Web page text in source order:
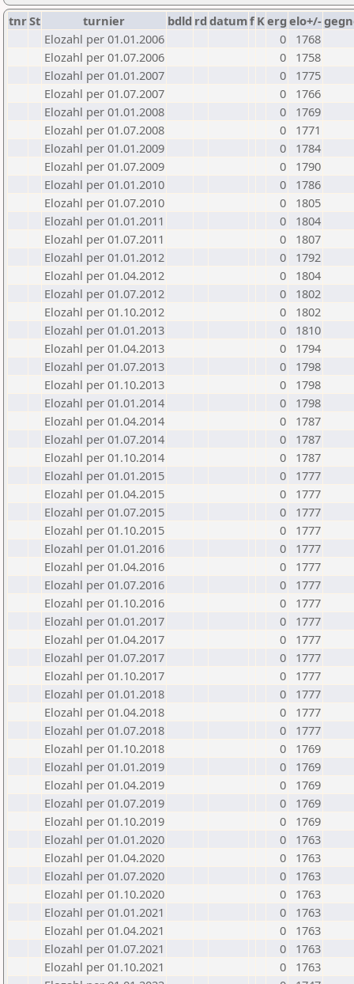
tnrSt turnier bdld rd datumf Kerg elo+/-
Elozahl per 01.01.2006
0
1768
Elozahl per 01.07.2006
0
1758
Elozahl per 01.01.2007
0
1775
Elozahl per 01.07.2007
0
1766
Elozahl per 01.01.2008
0
1769
Elozahl per 01.07.2008
0
1771
Elozahl per 01.01.2009
0
1784
Elozahl per 01.07.2009
0
1790
Elozahl per 01.01.2010
0
1786
Elozahl per 01.07.2010
0
1805
Elozahl per 01.01.2011
0
1804
Elozahl per 01.07.2011
0
1807
Elozahl per 01.01.2012
0
1792
Elozahl per 01.04.2012
0
1804
Elozahl per 01.07.2012
0
1802
Elozahl per 01.10.2012
0
1802
Elozahl per 01.01.2013
0
1810
Elozahl per 01.04.2013
0
1794
Elozahl per 01.07.2013
0
1798
Elozahl per 01.10.2013
0
1798
Elozahl per 01.01.2014
0
1798
Elozahl per 01.04.2014
0
1787
Elozahl per 01.07.2014
0
1787
Elozahl per 01.10.2014
0
1787
Elozahl per 01.01.2015
0
1777
Elozahl per 01.04.2015
0
1777
Elozahl per 01.07.2015
0
1777
Elozahl per 01.10.2015
0
1777
Elozahl per 01.01.2016
0
1777
Elozahl per 01.04.2016
0
1777
Elozahl per 01.07.2016
0
1777
Elozahl per 01.10.2016
0
1777
Elozahl per 01.01.2017
0
1777
Elozahl per 01.04.2017
0
1777
Elozahl per 01.07.2017
0
1777
Elozahl per 01.10.2017
0
1777
Elozahl per 01.01.2018
0
1777
Elozahl per 01.04.2018
0
1777
Elozahl per 01.07.2018
0
1777
Elozahl per 01.10.2018
0
1769
Elozahl per 01.01.2019
0
1769
Elozahl per 01.04.2019
0
1769
Elozahl per 01.07.2019
0
1769
Elozahl per 01.10.2019
0
1769
Elozahl per 01.01.2020
0
1763
Elozahl per 01.04.2020
0
1763
Elozahl per 01.07.2020
0
1763
Elozahl per 01.10.2020
0
1763
Elozahl per 01.01.2021
0
1763
Elozahl per 01.04.2021
0
1763
Elozahl per 01.07.2021
0
1763
Elozahl per 01.10.2021
0
1763